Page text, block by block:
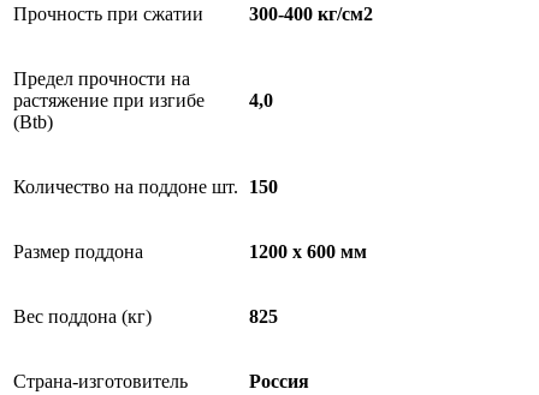
Прочность при сжатии 300-400 кг/см2
Предел прочности на
растяжение при изгибе
(Btb)
4,0
Количество на поддоне шт. 150
Размер поддона 1200 x 600 мм
Вес поддона (кг) 825
Страна-изготовитель Россия